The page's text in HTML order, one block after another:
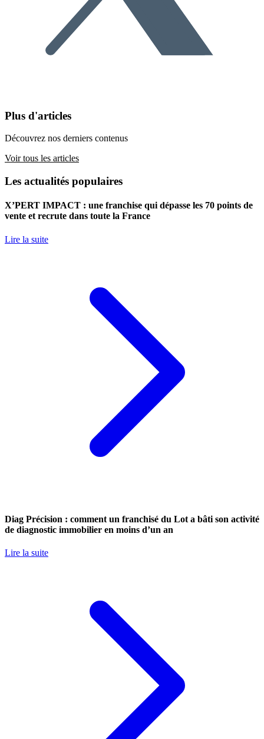
Plus d'articles
Découvrez nos derniers contenus
Voir tous les articles
Les actualités populaires
X’PERT IMPACT : une franchise qui dépasse les 70 points de
vente et recrute dans toute la France
Lire la suite
Diag Précision : comment un franchisé du Lot a bâti son activité
de diagnostic immobilier en moins d’un an
Lire la suite